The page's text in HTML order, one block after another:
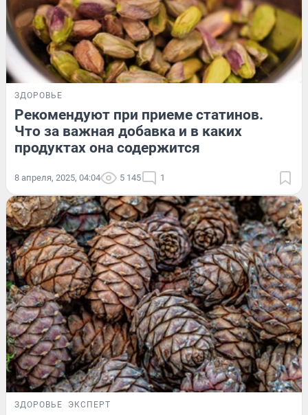
ЗДОРОВЬЕ
Рекомендуют при приеме статинов.
Что за важная добавка и в каких
продуктах она содержится
8 апреля, 2025, 04:04 5 145 1
ЗДОРОВЬЕ ЭКСПЕРТ